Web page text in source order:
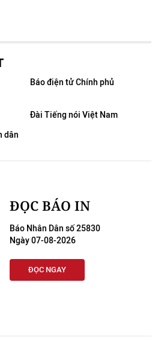
Báo điện tử Chính phủ
Đài Tiếng nói Việt Nam
dân
ĐỌC BÁO IN
Báo Nhân Dân số 25830
Ngày 07-08-2026
ĐỌC NGAY